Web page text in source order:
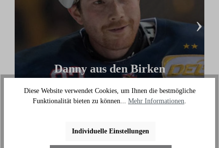
Danny aus den Birken
Meister)
›
Diese Website verwendet Cookies, um Ihnen die bestmögliche
Funktionalität bieten zu können... Mehr Informationen
Individuelle Einstellungen